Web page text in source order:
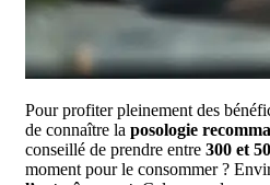
Pour profiter pleinement des
de connaître la posologie
conseillé de prendre entre 300 et
moment pour le consommer ?